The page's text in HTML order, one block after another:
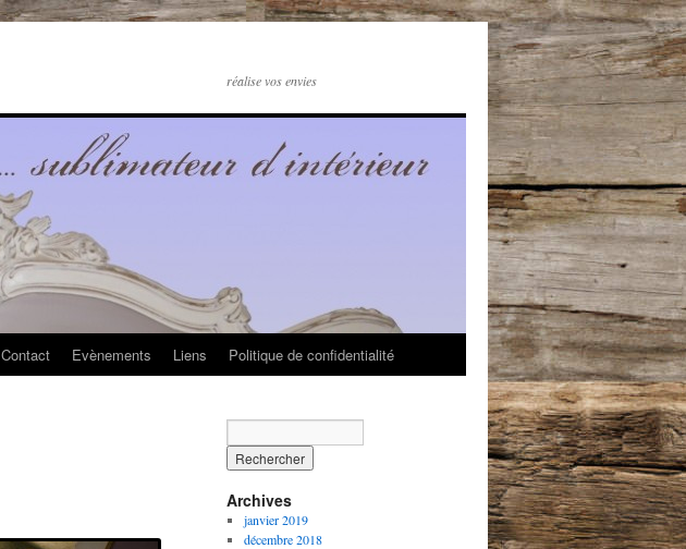
réalise vos envies
Contact Evènements Liens Politique de confidentialité
Archives
janvier 2019
décembre 2018